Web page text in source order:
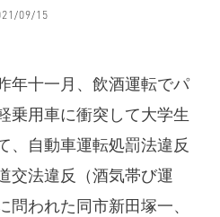
09/15
年十一月、飲酒運転でパ
乗用車に衝突して大学生
、自動車運転処罰法違反
交法違反（酒気帯び運
問われた同市新田塚一、